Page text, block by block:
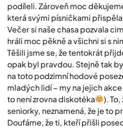
podíleli. Zároveň moc
která svými písničkami
Večer si naše chasa pozvala
hráli moc pěkně a všichni si s
Těšili jsme se, že tentokrát
opak byl pravdou. Stejně tak
na toto podzimní hodové
mladých lidí – my na jejich
to není zrovna diskotéka
).
seniorky, neznamená, že je to
Doufáme, že ti, kteří přišli